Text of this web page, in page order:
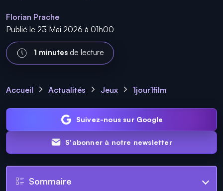
Florian Prache
Publié le 23 Mai 2026 à 01h00
1 minutes de lecture
Accueil Actualités Jeux 1jour1film
Suivez-nous sur Google
S'abonner à notre newsletter
Sommaire